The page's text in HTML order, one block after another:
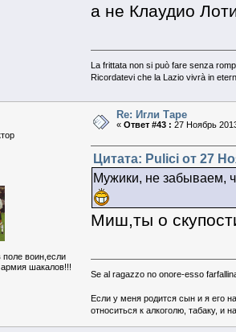
а не Клаудио
La frittata non si può fare senza
Ricordatevi che la Lazio vivrà in
воин,если
шакалов!!!
Re: Игли Таре
«Ответ #43 : 27 Ноябрь
Цитата: Pulici от 27
Мужики, не забываем,
Миш,ты о
Se al ragazzo no onore-esso
Если у меня родится сын и я его
относиться к алкоголю, табаку, и